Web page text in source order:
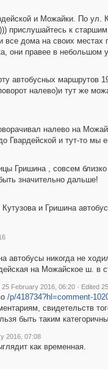
и Можайки. По ул.
прислушайтесь к
все дома на своих местах
они правее в небольшом
автобусных маршрутов
налево)и тут же
налево на
Гвардейской и тут-то мы
Гришина , совсем
значительно дальше!
и Гришина
автобусы никогда не
на Можайское ш. в
25 February 2016, 06:20 · Edited
/p/418734?hl=comment-
свидетельств
быть таким
2016, 07:08
как временная.